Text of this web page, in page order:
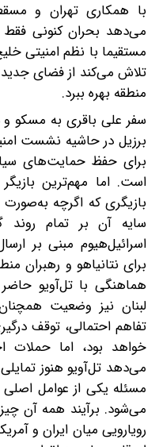
با همکاری تهران و
می‌دهد بحران کنونی
مستقیما با نظم امنیتی
تلاش می‌کند از فضای
منطقه بهره ببرد.
سفر علی باقری به مسکو و
برزیل در حاشیه نشست
برای حفظ حمایت‌های
است. اما مهم‌ترین
بازیگری که اگرچه
سایه آن بر تمام
اسرائیل‌هیوم مبنی بر
برای نتانیاهو و رهبران
هماهنگی با تل‌آویو
لبنان نیز وضعیت
تفاهم احتمالی، توقف
خواهد بود، اما حملات
می‌دهد تل‌آویو هنوز
مسئله یکی از عوامل
می‌شود. برآیند همه آن
رویارویی میان ایران و